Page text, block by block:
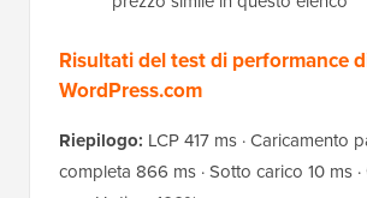
Risultati del test di performance
WordPress.com
Riepilogo: LCP 417 ms · Caricamento
completa 866 ms · Sotto carico 10 ms